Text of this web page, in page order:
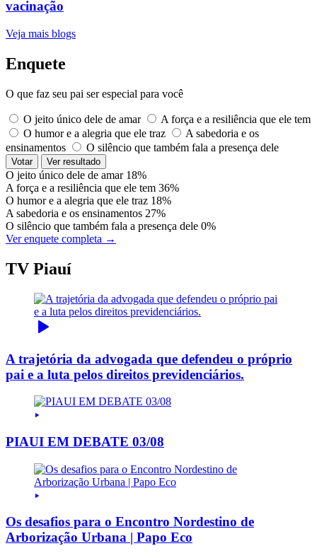
vacinação
Veja mais blogs
Enquete
O que faz seu pai ser especial para você
O jeito único dele de amar
A força e a resiliência que ele tem
O humor e a alegria que ele traz
A sabedoria e os
ensinamentos
O silêncio que também fala a presença dele
Votar Ver resultado
O jeito único dele de amar 18%
A força e a resiliência que ele tem 36%
O humor e a alegria que ele traz 18%
A sabedoria e os ensinamentos 27%
O silêncio que também fala a presença dele 0%
Ver enquete completa →
TV Piauí
A trajetória da advogada que defendeu o próprio
pai e a luta pelos direitos previdenciários.
PIAUI EM DEBATE 03/08
Os desafios para o Encontro Nordestino de
Arborização Urbana | Papo Eco